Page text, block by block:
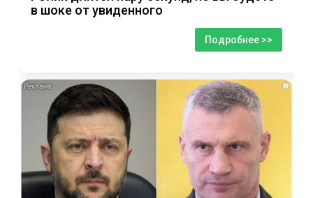
в шоке от увиденного
Подробнее >>
i